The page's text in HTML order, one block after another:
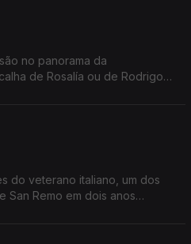
no panorama da
de Rosalía ou de Rodrigo
do veterano italiano, um dos
San Remo em dois anos